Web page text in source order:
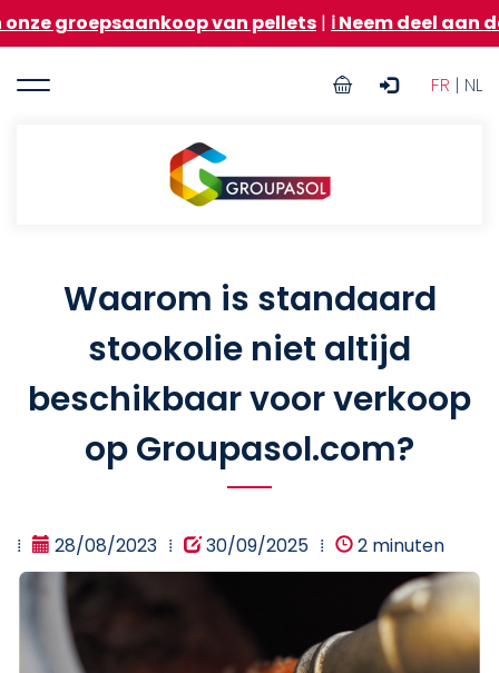
en
de
van pellets| ℹ️ Neem deel aan de
FR | NL
User
Groupasol
Waarom is standaard
stookolie niet altijd
beschikbaar voor verkoop
op Groupasol.com?
28/08/2023 30/09/2025 2 minuten